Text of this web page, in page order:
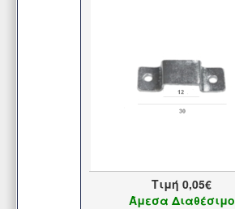
Τιμή 0,05€
Άμεσα Διαθέσιμο